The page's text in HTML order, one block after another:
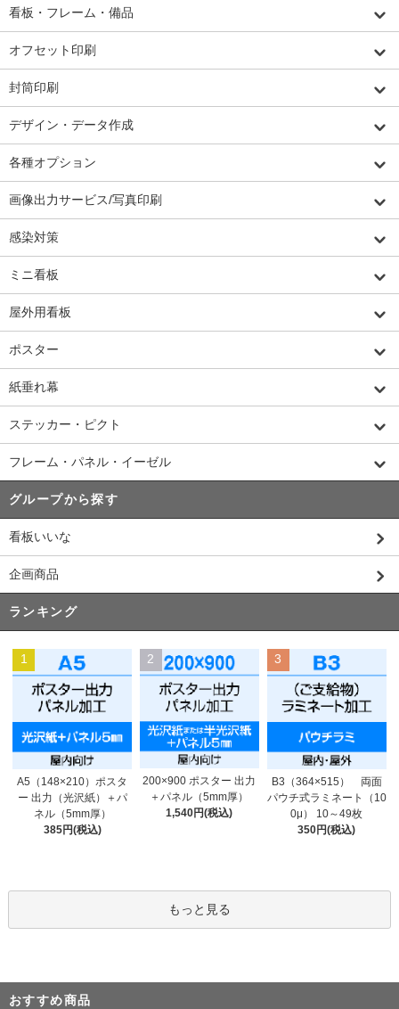
看板・フレーム・備品
オフセット印刷
封筒印刷
デザイン・データ作成
各種オプション
画像出力サービス/写真印刷
感染対策
ミニ看板
屋外用看板
ポスター
紙垂れ幕
ステッカー・ピクト
フレーム・パネル・イーゼル
グループから探す
看板いいな
企画商品
ランキング
1
A5（148×210）ポスタ
ー 出力（光沢紙）＋パ
ネル（5mm厚）
385円(税込)
2
200×900 ポスター 出力
＋パネル（5mm厚）
1,540円(税込)
3
B3（364×515） 両面
パウチ式ラミネート（10
0μ） 10～49枚
350円(税込)
もっと見る
おすすめ商品